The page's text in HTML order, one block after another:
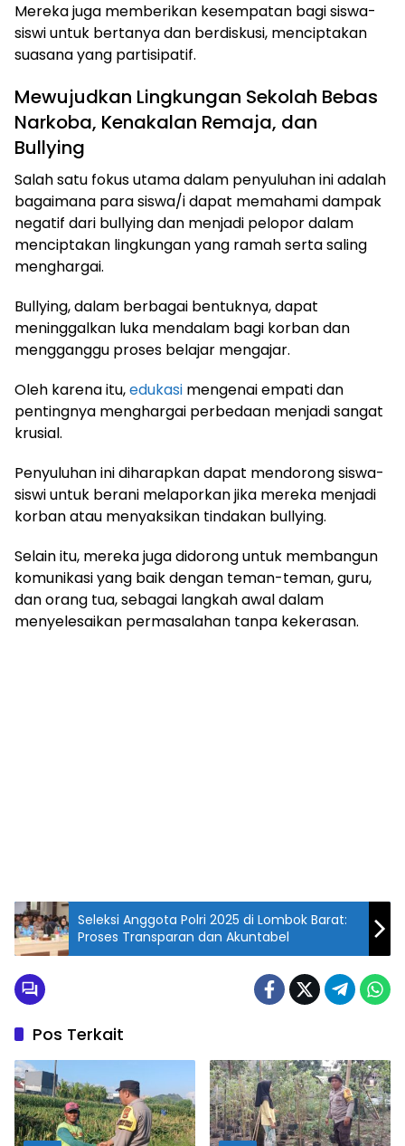
Mereka juga memberikan kesempatan bagi siswa-
siswi untuk bertanya dan berdiskusi, menciptakan
suasana yang partisipatif.
Mewujudkan Lingkungan Sekolah Bebas
Narkoba, Kenakalan Remaja, dan
Bullying
Salah satu fokus utama dalam penyuluhan ini adalah
bagaimana para siswa/i dapat memahami dampak
negatif dari bullying dan menjadi pelopor dalam
menciptakan lingkungan yang ramah serta saling
menghargai.
Bullying, dalam berbagai bentuknya, dapat
meninggalkan luka mendalam bagi korban dan
mengganggu proses belajar mengajar.
Oleh karena itu,edukasi mengenai empati dan
pentingnya menghargai perbedaan menjadi sangat
krusial.
Penyuluhan ini diharapkan dapat mendorong siswa-
siswi untuk berani melaporkan jika mereka menjadi
korban atau menyaksikan tindakan bullying.
Selain itu, mereka juga didorong untuk membangun
komunikasi yang baik dengan teman-teman, guru,
dan orang tua, sebagai langkah awal dalam
menyelesaikan permasalahan tanpa kekerasan.
Seleksi Anggota Polri 2025 di Lombok Barat:
Proses Transparan dan Akuntabel
Pos Terkait